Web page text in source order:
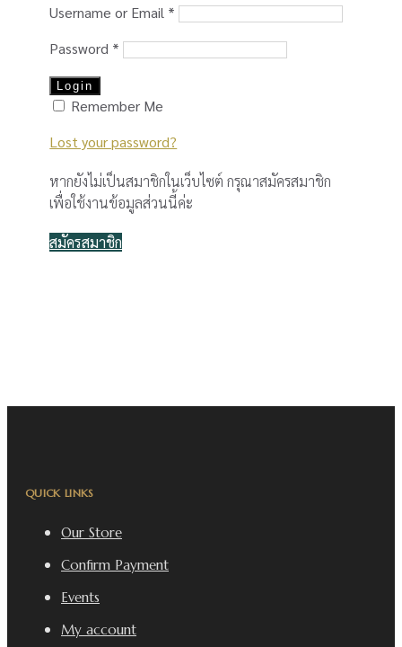
Username or Email *
Password *
Remember Me
Lost your password?
หากยังไม่เป็นสมาชิกในเว็บไซต์ กรุณาสมัครสมาชิก
เพื่อใช้งานข้อมูลส่วนนี้ค่ะ
สมัครสมาชิก
QUICK LINKS
Our Store
Confirm Payment
Events
My account